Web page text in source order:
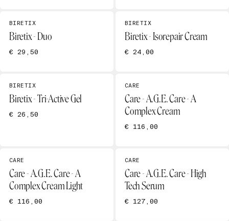
BIRETIX
Biretix - Duo
€ 29,50
BIRETIX
Biretix - Isorepair Cream
€ 24,00
BIRETIX
Biretix - Tri-Active Gel
€ 26,50
CARE
Care - A.G.E. Care - A
Complex Cream
€ 116,00
CARE
Care - A.G.E. Care - A
Complex Cream Light
€ 116,00
CARE
Care - A.G.E. Care - High
Tech Serum
€ 127,00